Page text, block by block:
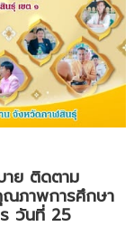
าย ติดตาม
ณภาพการศึกษา
วันที่ 25